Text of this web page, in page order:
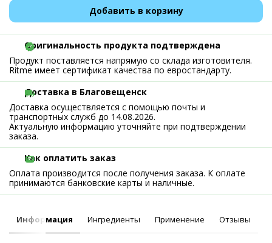
Добавить в корзину
Оригинальность продукта подтверждена
Продукт поставляется напрямую со склада изготовителя.
Ritme имеет сертификат качества по евростандарту.
Доставка в Благовещенск
Доставка осуществляется с помощью почты и
транспортных служб до 14.08.2026.
Актуальную информацию уточняйте при подтверждении
заказа.
Как оплатить заказ
Оплата производится после получения заказа. К оплате
принимаются банковские карты и наличные.
Информация Ингредиенты Применение Отзывы